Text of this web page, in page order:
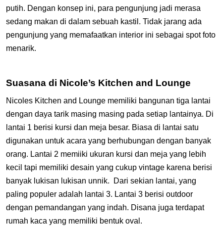
putih. Dengan konsep ini, para pengunjung jadi merasa
sedang makan di dalam sebuah kastil. Tidak jarang ada
pengunjung yang memafaatkan interior ini sebagai spot foto
menarik.
Suasana di Nicole’s Kitchen and Lounge
Nicoles Kitchen and Lounge memiliki bangunan tiga lantai
dengan daya tarik masing masing pada setiap lantainya. Di
lantai 1 berisi kursi dan meja besar. Biasa di lantai satu
digunakan untuk acara yang berhubungan dengan banyak
orang. Lantai 2 memiiki ukuran kursi dan meja yang lebih
kecil tapi memiliki desain yang cukup vintage karena berisi
banyak lukisan lukisan unnik. Dari sekian lantai, yang
paling populer adalah lantai 3. Lantai 3 berisi outdoor
dengan pemandangan yang indah. Disana juga terdapat
rumah kaca yang memiliki bentuk oval.